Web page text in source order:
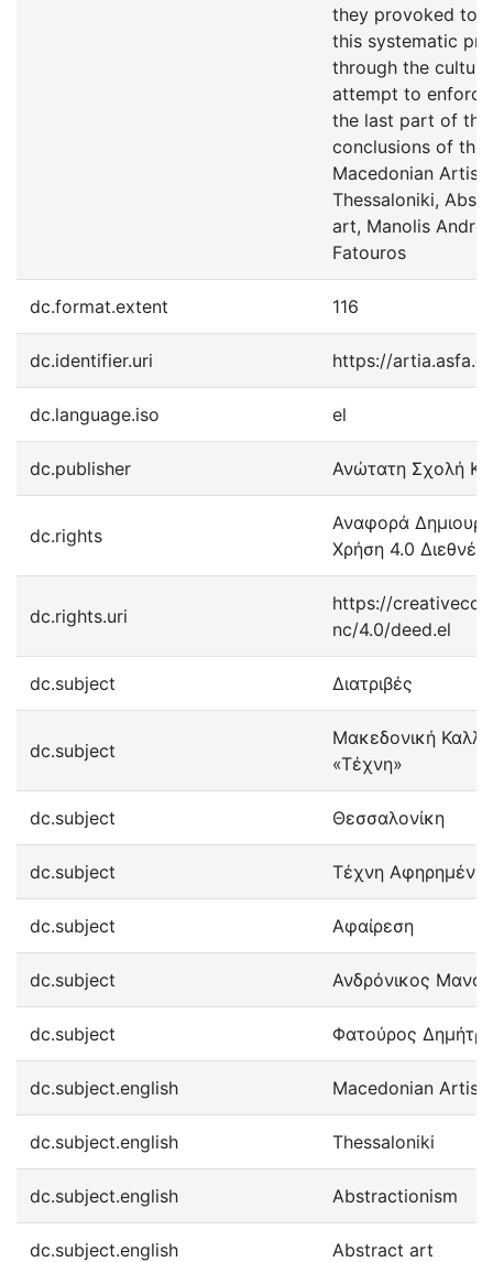
they provoked to
this systematic
through the
attempt to
the last part of the
conclusions of
Macedonian
Thessaloniki,
art, Manolis
Fatouros
dc.format.extent 116
dc.identifier.uri https://
dc.language.iso el
dc.publisher Ανώτατη Σχολή
dc.rights
Αναφορά
Χρήση 4.0 Διεθνές
dc.rights.uri
https://
nc/4.0/deed.el
dc.subject Διατριβές
dc.subject
Μακεδονική
«Τέχνη»
dc.subject Θεσσαλονίκη
dc.subject Τέχνη Αφηρημένη
dc.subject Αφαίρεση
dc.subject Ανδρόνικος
dc.subject Φατούρος
dc.subject.english Macedonian
dc.subject.english Thessaloniki
dc.subject.english Abstractionism
dc.subject.english Abstract art